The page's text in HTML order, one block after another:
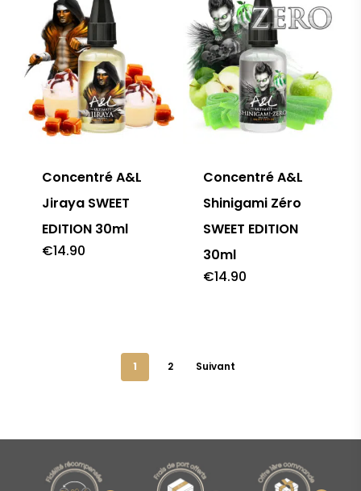
Concentré A&L
Jiraya SWEET
EDITION 30ml
€14.90
Concentré A&L
Shinigami Zéro
SWEET EDITION
30ml
€14.90
1 2 Suivant